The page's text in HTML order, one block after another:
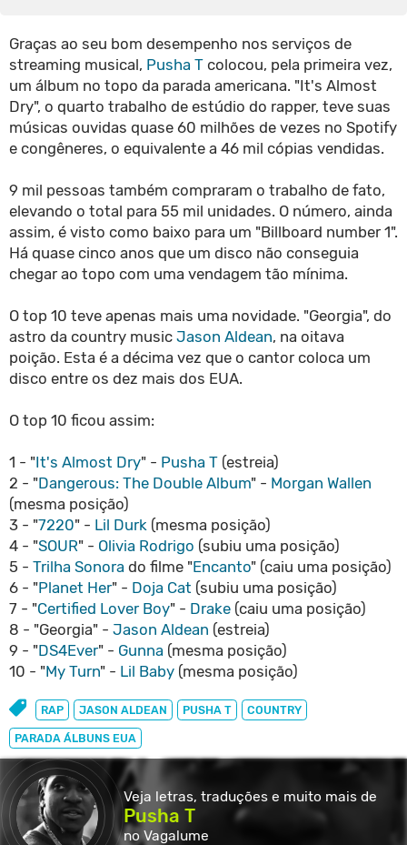
Graças ao seu bom desempenho nos serviços de
streaming musical, Pusha T colocou, pela primeira vez,
um álbum no topo da parada americana. "It's Almost
Dry", o quarto trabalho de estúdio do rapper, teve suas
músicas ouvidas quase 60 milhões de vezes no Spotify
e congêneres, o equivalente a 46 mil cópias vendidas.
9 mil pessoas também compraram o trabalho de fato,
elevando o total para 55 mil unidades. O número, ainda
assim, é visto como baixo para um "Billboard number 1".
Há quase cinco anos que um disco não conseguia
chegar ao topo com uma vendagem tão mínima.
O top 10 teve apenas mais uma novidade. "Georgia", do
astro da country music Jason Aldean, na oitava
poição. Esta é a décima vez que o cantor coloca um
disco entre os dez mais dos EUA.
O top 10 ficou assim:
1 - "It's Almost Dry" - Pusha T (estreia)
2 - "Dangerous: The Double Album" - Morgan Wallen
(mesma posição)
3 - "7220" - Lil Durk (mesma posição)
4 - "SOUR" - Olivia Rodrigo (subiu uma posição)
5 - Trilha Sonora do filme "Encanto" (caiu uma posição)
6 - "Planet Her" - Doja Cat (subiu uma posição)
7 - "Certified Lover Boy" - Drake (caiu uma posição)
8 - "Georgia" - Jason Aldean (estreia)
9 - "DS4Ever" - Gunna (mesma posição)
10 - "My Turn" - Lil Baby (mesma posição)
RAP JASON ALDEAN PUSHA T COUNTRY
PARADA ÁLBUNS EUA
Veja letras, traduções e muito mais de
Pusha T
no Vagalume